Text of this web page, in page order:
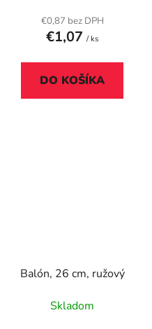
€0,87 bez DPH
€1,07 / ks
DO KOŠÍKA
Balón, 26 cm, ružový
Skladom